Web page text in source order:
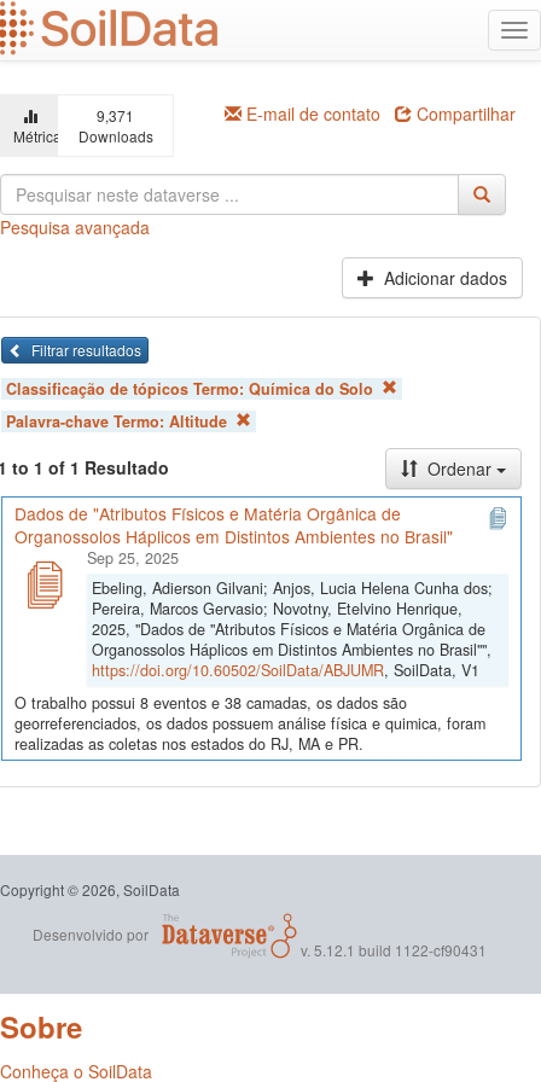
Ir
para
o
principal
Métricas
9,371
Downloads
E-mail de contato Compartilhar
Pesquisa avançada
Adicionar dados
Filtrar resultados
Classificação de tópicos Termo: Química do Solo
Palavra-chave Termo: Altitude
to 1 of 1 Resultado
Ordenar
Dados de "Atributos Físicos e Matéria Orgânica de
Organossolos Háplicos em Distintos Ambientes no Brasil"
Sep 25, 2025
Ebeling, Adierson Gilvani; Anjos, Lucia Helena Cunha dos;
Pereira, Marcos Gervasio; Novotny, Etelvino Henrique,
2025, "Dados de "Atributos Físicos e Matéria Orgânica de
Organossolos Háplicos em Distintos Ambientes no Brasil"",
https://doi.org/10.60502/SoilData/ABJUMR, SoilData, V1
O trabalho possui 8 eventos e 38 camadas, os dados são
georreferenciados, os dados possuem análise física e quimica, foram
realizadas as coletas nos estados do RJ, MA e PR.
Copyright © 2026, SoilData
Desenvolvido por
v. 5.12.1 build 1122-cf90431
Sobre
Conheça o SoilData